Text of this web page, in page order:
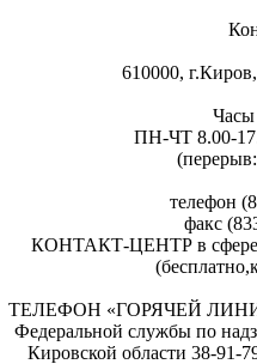
610000,
Часы
ПН-ЧТ 8.00-
телефон
факс
КОНТАКТ-ЦЕНТР в сфере
ТЕЛЕФОН «ГОРЯЧЕЙ
Федеральной службы по
Кировской области 38-91-